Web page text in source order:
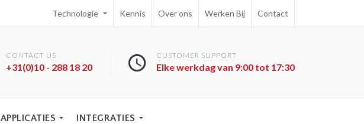
Technologie Kennis Over ons Werken Bij Contact
CONTACT US
+31(0)10 - 288 18 20
CUSTOMER SUPPORT
Elke werkdag van 9:00 tot 17:30
APPLICATIES INTEGRATIES